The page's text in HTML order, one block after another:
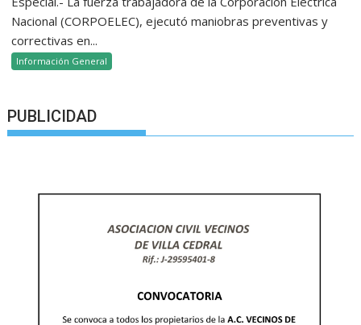
Nacional (CORPOELEC), ejecutó maniobras preventivas y
correctivas en...
Información General
PUBLICIDAD